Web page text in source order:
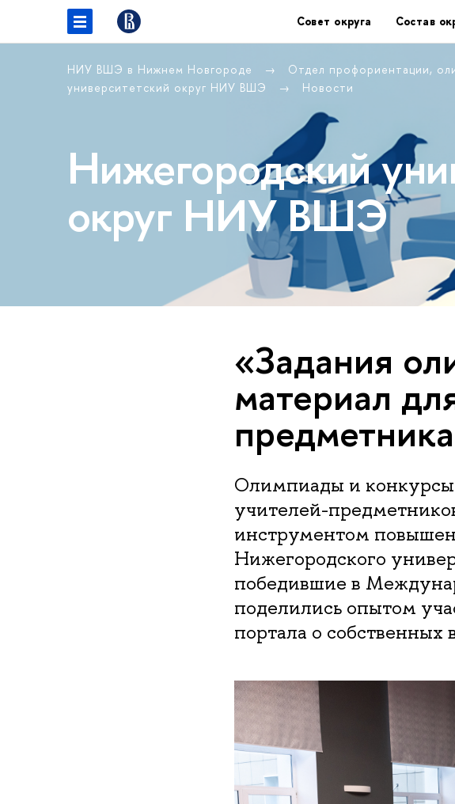
Совет округа Состав
НИУ ВШЭ в Нижнем Новгороде Отдел профориентации,
университетский округ НИУ ВШЭ
Новости
Нижегородский
округ НИУ ВШЭ
«Задания
материал
Олимпиады и конкурсы
учителей-
инструментом
Нижегородского
победившие в
поделились опытом
портала о